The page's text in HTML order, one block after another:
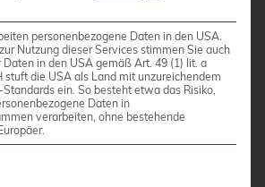
Fragen?
9174200
personenbezogene Daten in den USA.
Nutzung dieser Services stimmen Sie auch
in den USA gemäß Art. 49 (1) lit. a
stuft die USA als Land mit unzureichendem
Standards ein. So besteht etwa das Risiko,
Daten in
verarbeiten, ohne bestehende
der Service-Gruppen, für die